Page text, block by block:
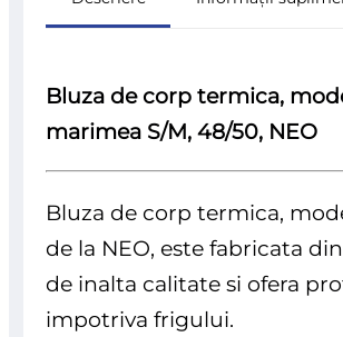
Bluza de corp termica,
marimea S/M, 48/50, NEO
Bluza de corp termica,
de la NEO, este fabricata
de inalta calitate si ofera
impotriva frigului.